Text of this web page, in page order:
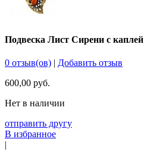
Подвеска Лист Сирени с каплей
0 отзыв(ов) | Добавить отзыв
600,00 руб.
Нет в наличии
отправить другу
В избранное
|